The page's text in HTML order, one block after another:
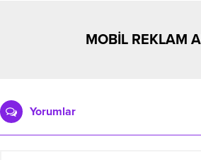
MOBİL REKLAM
Yorumlar